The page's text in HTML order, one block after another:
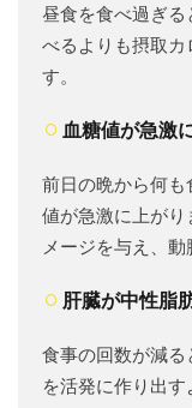
ンの
サラ
ダ
異常
人向
けの
宅配
弁当
すす
め！
6.1
ウェ
ルネ
昼食を食べ過ぎ
べるよりも摂取カ
す。
血糖値が急激
前日の晩から何
値が急激に上が
メージを与え、
肝臓が中性脂
食事の回数が減
を活発に作り出す